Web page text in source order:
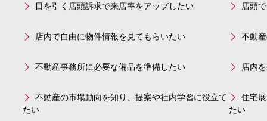
目を引く店頭訴求で来店率をアップしたい 店頭
店内で自由に物件情報を見てもらいたい 不動
不動産事務所に必要な備品を準備したい 店内
不動産の市場動向を知り、提案や社内学習に役立て
たい
住宅
たい